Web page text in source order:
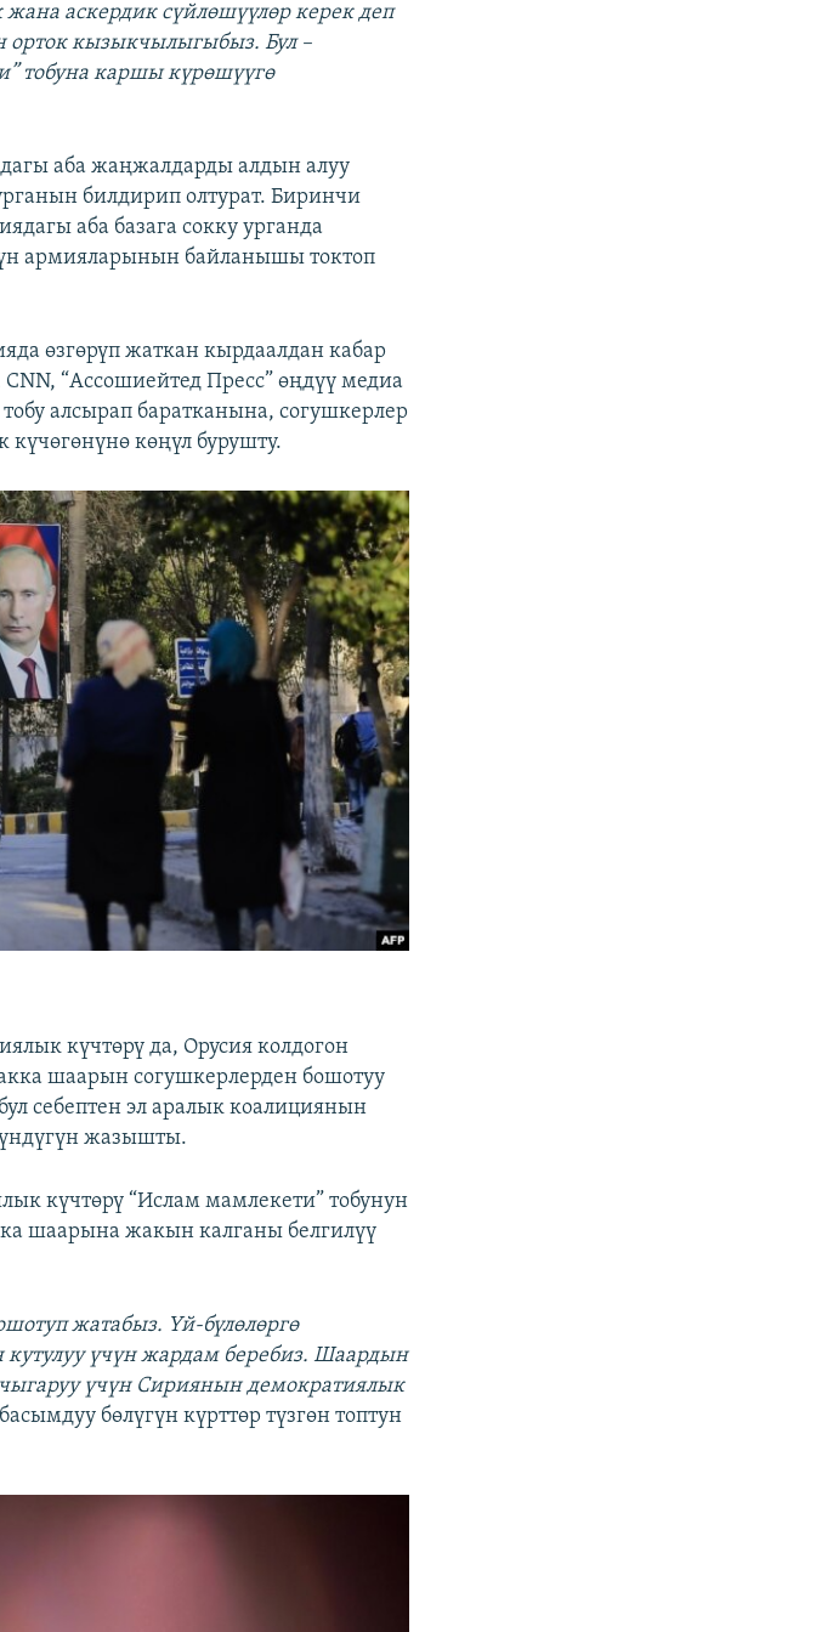
аскердик сүйлөшүүлөр керек деп
кызыкчылыгыбыз. Бул –
тобуна каршы күрөшүүгө
аба жаңжалдарды алдын алуу
билдирип олтурат. Биринчи
аба базага сокку урганда
армияларынын байланышы токтоп
өзгөрүп жаткан кырдаалдан кабар
“Ассошиейтед Пресс” өңдүү медиа
алсырап баратканына, согушкерлер
күчөгөнүнө көңүл бурушту.
күчтөрү да, Орусия колдогон
шаарын согушкерлерден бошотуу
себептен эл аралык коалициянын
жазышты.
күчтөрү “Ислам мамлекети” тобунун
шаарына жакын калганы белгилүү
жатабыз. Үй-бүлөлөргө
үчүн жардам беребиз. Шаардын
үчүн Сириянын демократиялык
бөлүгүн күрттөр түзгөн топтун